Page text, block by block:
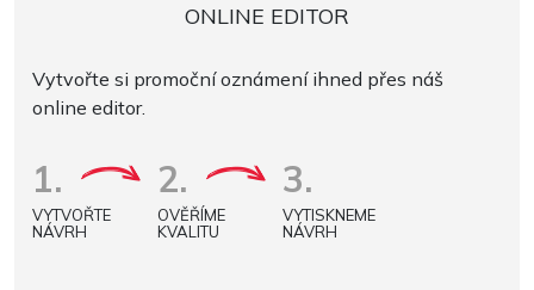
ONLINE EDITOR
Vytvořte si promoční oznámení ihned přes náš
online editor.
1.
VYTVOŘTE
NÁVRH
2.
OVĚŘÍME
KVALITU
3.
VYTISKNEME
NÁVRH